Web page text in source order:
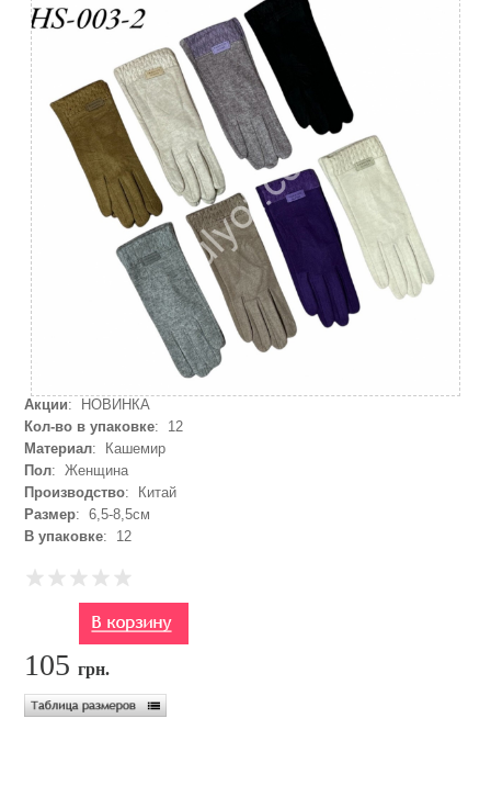
Акции: НОВИНКА
Кол-во в упаковке: 12
Материал: Кашемир
Пол: Женщина
Производство: Китай
Размер: 6,5-8,5см
В упаковке: 12
105грн.